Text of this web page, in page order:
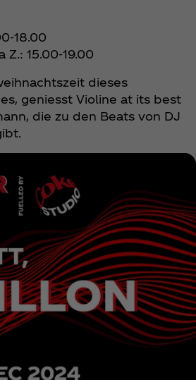
18.00
Z.: 15.00-19.00
dieses
geniesst Violine at its best
die zu den Beats von DJ